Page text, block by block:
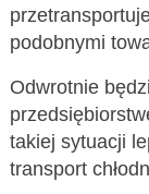
podobnymi
Odwrotnie
takiej sytuacji
transport